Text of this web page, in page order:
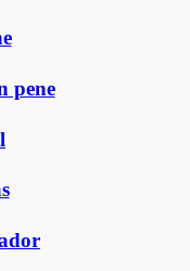
pene